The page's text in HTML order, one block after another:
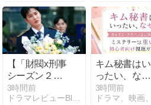
【「財閥x刑事
シーズン２」
第２話 犯人の
目的】
3時間前
ドラマレビューBlog byちゃめ
キム秘書はい
ったい、な
ぜ？あらす
じ・ネタバレ
3時間前